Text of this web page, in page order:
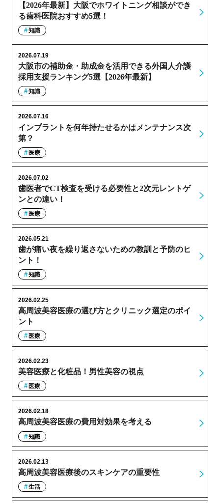
【2026年最新】大阪でホワイトニング相談ができ
る歯科医院おすすめ5選！
知識
大阪市の補助金・助成金を活用できる外国人介護
採用支援ランキング5選【2026年最新】
2026.07.19
知識
インプラントを何年持たせるかはメンテナンス次
第？
2026.07.16
医療
歯医者でCT検査を受ける必要性と2次元レントゲ
ンとの違い！
2026.07.02
医療
歯が痛い夜を繰り返さないための教訓と予防のヒ
ント！
2026.05.21
知識
高周波美容医療の選び方とクリニック選定のポイ
ント
2026.02.25
医療
美容医療と化粧品！男性美容の視点
2026.02.23
医療
高周波美容医療の費用対効果を考える
2026.02.18
知識
高周波美容医療後のスキンケアの重要性
2026.02.13
生活